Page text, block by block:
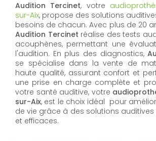
Audition Tercinet, votre
sur-Aix, propose des solutions
besoins de chacun. Avec plus de 20
Audition Tercinet réalise des tests
acouphènes, permettant une
l'audition. En plus des diagnostics,
se spécialise dans la vente de
haute qualité, assurant confort et
une prise en charge complète et
votre santé auditive, votre
sur-Aix, est le choix idéal pour
de vie grâce à des solutions
et efficaces.